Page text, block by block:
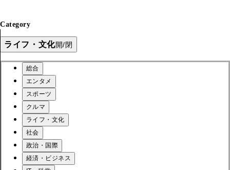
Category
ライフ・文化開/閉
総合
エンタメ
スポーツ
クルマ
ライフ・文化
社会
政治・国際
経済・ビジネス